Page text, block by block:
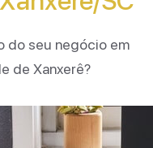
do seu negócio em
de Xanxerê?